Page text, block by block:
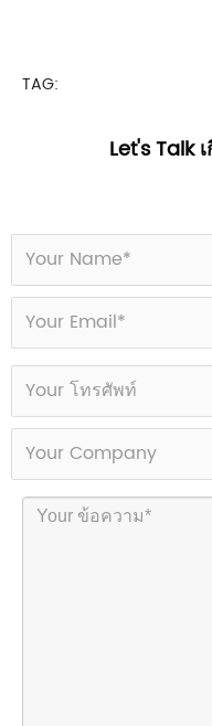
TAG:
Let's Talk